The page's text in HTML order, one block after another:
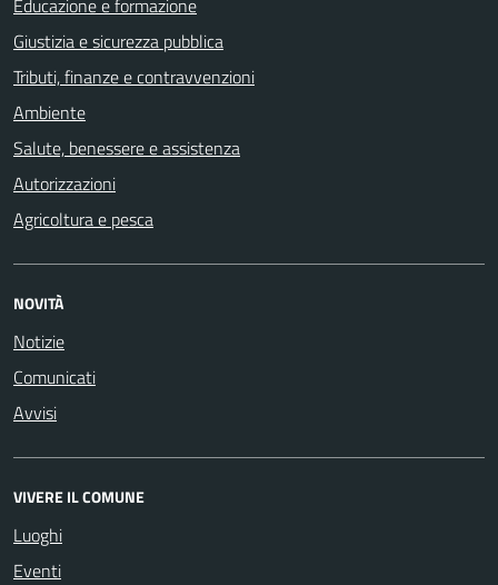
Giustizia e sicurezza pubblica
Tributi, finanze e contravvenzioni
Ambiente
Salute, benessere e assistenza
Autorizzazioni
Agricoltura e pesca
NOVITÀ
Notizie
Comunicati
Avvisi
VIVERE IL COMUNE
Luoghi
Eventi